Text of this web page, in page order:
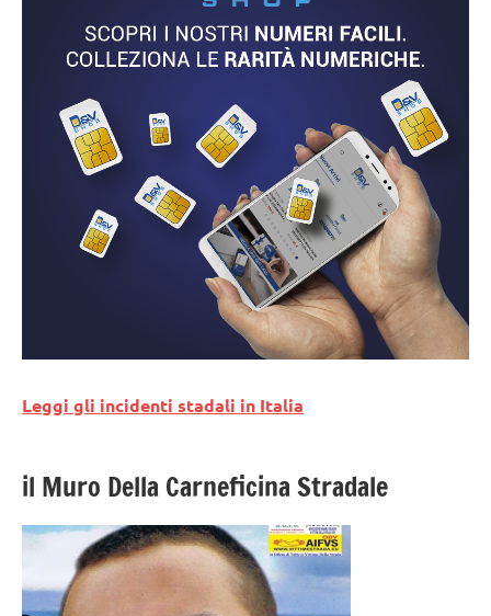
Leggi gli incidenti stadali in Italia
il Muro Della Carneficina Stradale